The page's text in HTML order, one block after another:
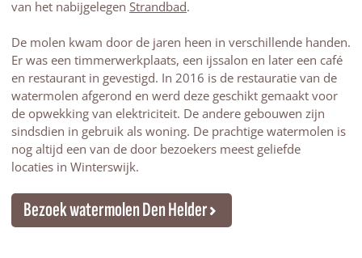
van het nabijgelegen Strandbad.
De molen kwam door de jaren heen in verschillende handen.
Er was een timmerwerkplaats, een ijssalon en later een café
en restaurant in gevestigd. In 2016 is de restauratie van de
watermolen afgerond en werd deze geschikt gemaakt voor
de opwekking van elektriciteit. De andere gebouwen zijn
sindsdien in gebruik als woning. De prachtige watermolen is
nog altijd een van de door bezoekers meest geliefde
locaties in Winterswijk.
Bezoek watermolen Den Helder